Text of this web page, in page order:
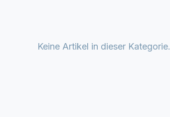
Keine Artikel in dieser Kategorie.